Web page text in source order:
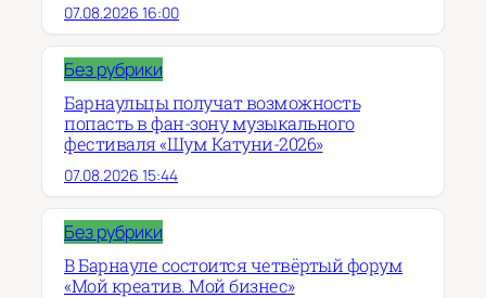
07.08.2026 16:00
Без рубрики
Барнаульцы получат возможность
попасть в фан-зону музыкального
фестиваля «Шум Катуни-2026»
07.08.2026 15:44
Без рубрики
В Барнауле состоится четвёртый форум
«Мой креатив. Мой бизнес»